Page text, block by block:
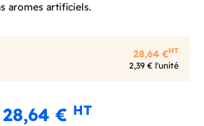
aromes artificiels.
28,64 €HT
2,39 € l'unité
28,64 € HT